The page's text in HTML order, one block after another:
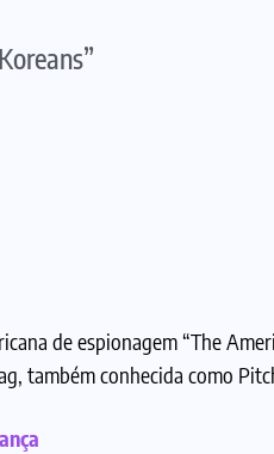
de espionagem “The
também conhecida como